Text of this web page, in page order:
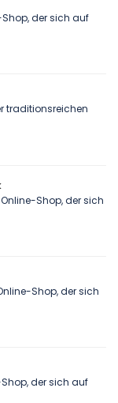
Shop, der sich auf
traditionsreichen
Shop, der sich
Shop, der sich
der sich auf